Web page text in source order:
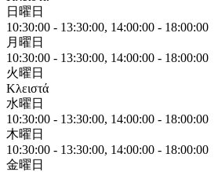
日曜日
10:30:00 - 13:30:00, 14:00:00 - 18:00:00
月曜日
10:30:00 - 13:30:00, 14:00:00 - 18:00:00
火曜日
Κλειστά
水曜日
10:30:00 - 13:30:00, 14:00:00 - 18:00:00
木曜日
10:30:00 - 13:30:00, 14:00:00 - 18:00:00
金曜日